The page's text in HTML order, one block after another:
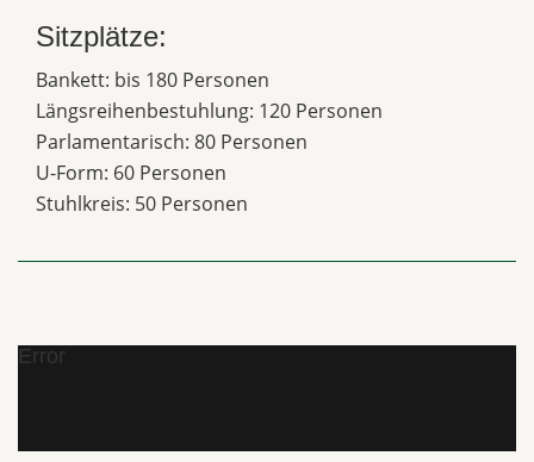
Sitzplätze:
Bankett: bis 180 Personen
Längsreihenbestuhlung: 120 Personen
Parlamentarisch: 80 Personen
U-Form: 60 Personen
Stuhlkreis: 50 Personen
Error